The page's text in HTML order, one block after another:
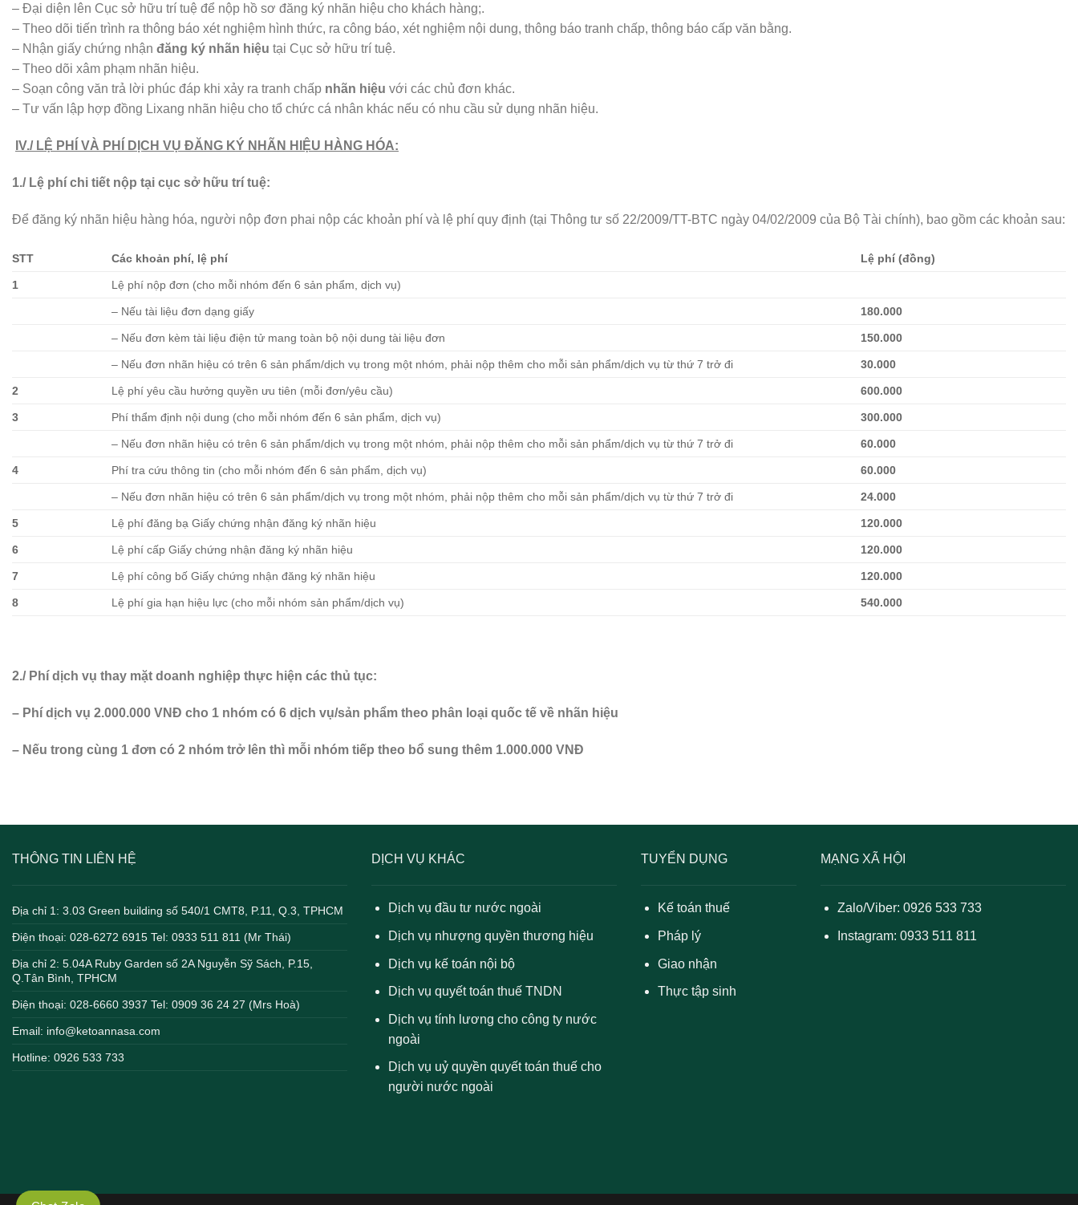
– Đại diện lên Cục sở hữu trí tuệ để nộp hồ sơ đăng ký nhãn hiệu cho khách hàng;.
– Theo dõi tiến trình ra thông báo xét nghiệm hình thức, ra công báo, xét nghiệm nội dung, thông báo tranh chấp, thông báo cấp văn bằng.
– Nhận giấy chứng nhận đăng ký nhãn hiệu tại Cục sở hữu trí tuệ.
– Theo dõi xâm phạm nhãn hiệu.
– Soạn công văn trả lời phúc đáp khi xảy ra tranh chấp nhãn hiệu với các chủ đơn khác.
– Tư vấn lập hợp đồng Lixang nhãn hiệu cho tổ chức cá nhân khác nếu có nhu cầu sử dụng nhãn hiệu.
IV./ LỆ PHÍ VÀ PHÍ DỊCH VỤ ĐĂNG KÝ NHÃN HIỆU HÀNG HÓA:
1./ Lệ phí chi tiết nộp tại cục sở hữu trí tuệ:
Để đăng ký nhãn hiệu hàng hóa, người nộp đơn phai nộp các khoản phí và lệ phí quy định (tại Thông tư số 22/2009/TT-BTC ngày 04/02/2009 của Bộ Tài chính), bao gồm các khoản sau:
STT Các khoản phí, lệ phí Lệ phí (đồng)
1 Lệ phí nộp đơn (cho mỗi nhóm đến 6 sản phẩm, dịch vụ)
– Nếu tài liệu đơn dạng giấy 180.000
– Nếu đơn kèm tài liệu điện tử mang toàn bộ nội dung tài liệu đơn 150.000
– Nếu đơn nhãn hiệu có trên 6 sản phẩm/dịch vụ trong một nhóm, phải nộp thêm cho mỗi sản phẩm/dịch vụ từ thứ 7 trở đi 30.000
2 Lệ phí yêu cầu hưởng quyền ưu tiên (mỗi đơn/yêu cầu) 600.000
3 Phí thẩm định nội dung (cho mỗi nhóm đến 6 sản phẩm, dịch vụ) 300.000
– Nếu đơn nhãn hiệu có trên 6 sản phẩm/dịch vụ trong một nhóm, phải nộp thêm cho mỗi sản phẩm/dịch vụ từ thứ 7 trở đi 60.000
4 Phí tra cứu thông tin (cho mỗi nhóm đến 6 sản phẩm, dịch vụ) 60.000
– Nếu đơn nhãn hiệu có trên 6 sản phẩm/dịch vụ trong một nhóm, phải nộp thêm cho mỗi sản phẩm/dịch vụ từ thứ 7 trở đi 24.000
5 Lệ phí đăng bạ Giấy chứng nhận đăng ký nhãn hiệu 120.000
6 Lệ phí cấp Giấy chứng nhận đăng ký nhãn hiệu 120.000
7 Lệ phí công bố Giấy chứng nhận đăng ký nhãn hiệu 120.000
8 Lệ phí gia hạn hiệu lực (cho mỗi nhóm sản phẩm/dịch vụ) 540.000
2./ Phí dịch vụ thay mặt doanh nghiệp thực hiện các thủ tục:
– Phí dịch vụ 2.000.000 VNĐ cho 1 nhóm có 6 dịch vụ/sản phẩm theo phân loại quốc tế về nhãn hiệu
– Nếu trong cùng 1 đơn có 2 nhóm trở lên thì mỗi nhóm tiếp theo bổ sung thêm 1.000.000 VNĐ
THÔNG TIN LIÊN HỆ
Địa chỉ 1: 3.03 Green building số 540/1 CMT8, P.11, Q.3, TPHCM
Điện thoại: 028-6272 6915 Tel: 0933 511 811 (Mr Thái)
Địa chỉ 2: 5.04A Ruby Garden số 2A Nguyễn Sỹ Sách, P.15,
Q.Tân Bình, TPHCM
Điện thoại: 028-6660 3937 Tel: 0909 36 24 27 (Mrs Hoà)
Email: info@ketoannasa.com
Hotline: 0926 533 733
DỊCH VỤ KHÁC
Dịch vụ đầu tư nước ngoài
Dịch vụ nhượng quyền thương hiệu
Dịch vụ kế toán nội bộ
Dịch vụ quyết toán thuế TNDN
Dịch vụ tính lương cho công ty nước
ngoài
Dịch vụ uỷ quyền quyết toán thuế cho
người nước ngoài
TUYỂN DỤNG
Kế toán thuế
Pháp lý
Giao nhận
Thực tập sinh
MẠNG XÃ HỘI
Zalo/Viber: 0926 533 733
Instagram: 0933 511 811